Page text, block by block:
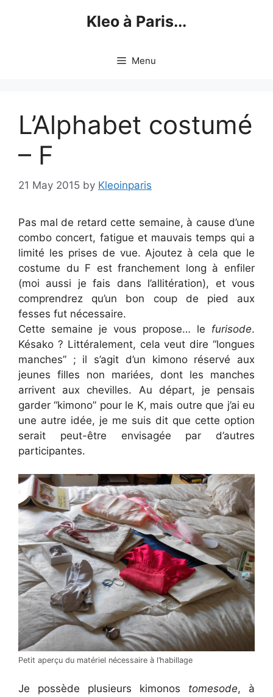
Kleo à Paris...
Menu
L’Alphabet costumé
– F
21 May 2015 by Kleoinparis
Pas mal de retard cette semaine, à cause d’une
combo concert, fatigue et mauvais temps qui a
limité les prises de vue. Ajoutez à cela que le
costume du F est franchement long à enfiler
(moi aussi je fais dans l’allitération), et vous
comprendrez qu’un bon coup de pied aux
fesses fut nécessaire.
Cette semaine je vous propose… le furisode.
Késako ? Littéralement, cela veut dire “longues
manches” ; il s’agit d’un kimono réservé aux
jeunes filles non mariées, dont les manches
arrivent aux chevilles. Au départ, je pensais
garder “kimono” pour le K, mais outre que j’ai eu
une autre idée, je me suis dit que cette option
serait peut-être envisagée par d’autres
participantes.
Petit aperçu du matériel nécessaire à l’habillage
Je possède plusieurs kimonos tomesode, à